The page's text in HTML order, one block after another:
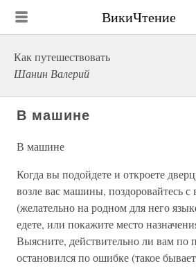
ВикиЧтение
Как путешествовать
Шанин Валерий
В машине
В машине
Когда вы подойдете и откроете
возле вас машины, поздоровайтесь с
(желательно на родном для него
едете, или покажите место
Выясните, действительно ли вам по
остановился по ошибке (такое